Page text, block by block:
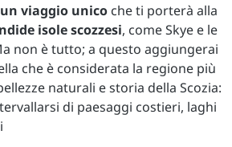
un viaggio unico che ti porterà alla
isole scozzesi, come Skye e le
non è tutto; a questo aggiungerai
che è considerata la regione più
naturali e storia della Scozia:
di paesaggi costieri, laghi